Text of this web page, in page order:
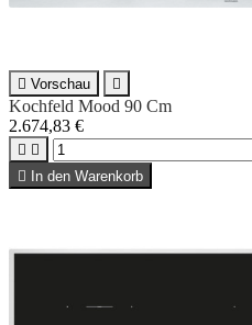
 Vorschau 
Kochfeld Mood 90 Cm
2.674,83 €
 
 In den Warenkorb